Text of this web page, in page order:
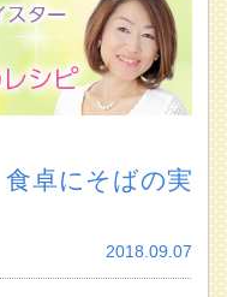
卓にそばの実
2018.09.07